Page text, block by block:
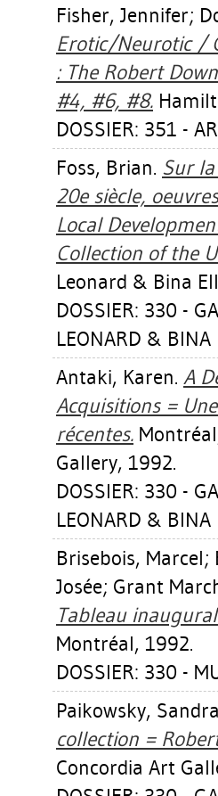
Fisher, Jennifer;
Erotic/Neurotic /
: The Robert
#4, #6, #8.
DOSSIER: 351 -
Foss, Brian. Sur
20e siècle,
Local
Collection of the
Leonard & Bina
DOSSIER: 330 -
LEONARD & BINA
Antaki, Karen. A
Acquisitions =
récentes.
Gallery, 1992.
DOSSIER: 330 -
LEONARD & BINA
Brisebois, Marcel;
Josée; Grant
Tableau
Montréal, 1992.
DOSSIER: 330 -
Paikowsky,
collection =
Concordia Art